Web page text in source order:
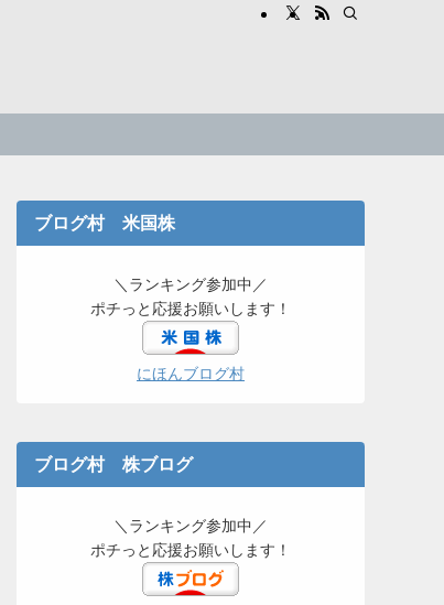
ブログ村 米国株
＼ランキング参加中／
ポチっと応援お願いします！
にほんブログ村
ブログ村 株ブログ
＼ランキング参加中／
ポチっと応援お願いします！